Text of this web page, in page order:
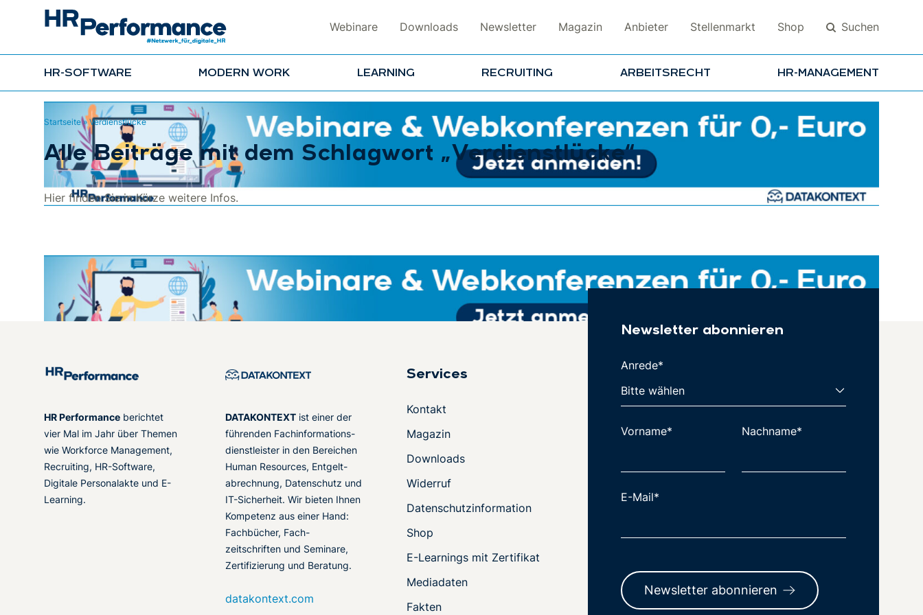
Webinare Downloads Newsletter Magazin Anbieter Stellenmarkt Shop Suchen
HR-SOFTWARE MODERN WORK LEARNING RECRUITING ARBEITSRECHT HR-MANAGEMENT
Suchen
Startseite»Verdienstlücke
Alle Beiträge mit dem Schlagwort „Verdienstlücke“
Hier finden Sie in Kürze weitere Infos.
HR Performance berichtet
vier Mal im Jahr über Themen
wie Workforce Management,
Recruiting, HR-Software,
Digitale Personalakte und E-
Learning.
DATAKONTEXT ist einer der
führenden Fachinformations-
dienstleister in den Bereichen
Human Resources, Entgelt-
abrechnung, Datenschutz und
IT-Sicherheit. Wir bieten Ihnen
Kompetenz aus einer Hand:
Fachbücher, Fach-
zeitschriften und Seminare,
Zertifizierung und Beratung.
datakontext.com
Services
Kontakt
Magazin
Downloads
Widerruf
Datenschutzinformation
Shop
E-Learnings mit Zertifikat
Mediadaten
Fakten
Newsletter abonnieren
Anrede*
Vorname* Nachname*
E-Mail*
Newsletter abonnieren